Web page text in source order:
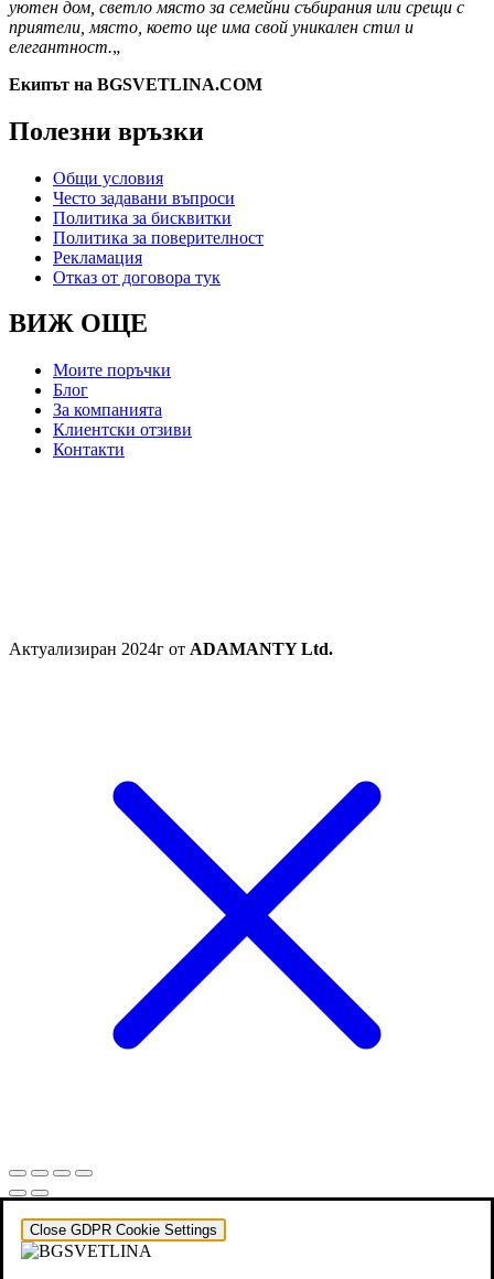
уютен дом, светло място за семейни събирания или срещи с
приятели, място, което ще има свой уникален стил и
елегантност.„
Екипът на BGSVETLINA.COM
Полезни връзки
Общи условия
Често задавани въпроси
Политика за бисквитки
Политика за поверителност
Рекламация
Отказ от договора тук
ВИЖ ОЩЕ
Моите поръчки
Блог
За компанията
Клиентски отзиви
Контакти
Актуализиран 2024г от ADAMANTY Ltd.
Close GDPR Cookie Settings